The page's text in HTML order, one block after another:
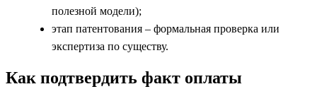
полезной модели);
этап патентования – формальная проверка или
экспертиза по существу.
Как подтвердить факт оплаты